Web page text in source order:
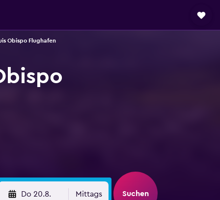
Obispo Flughafen
Do 20.8. Mittags Suchen